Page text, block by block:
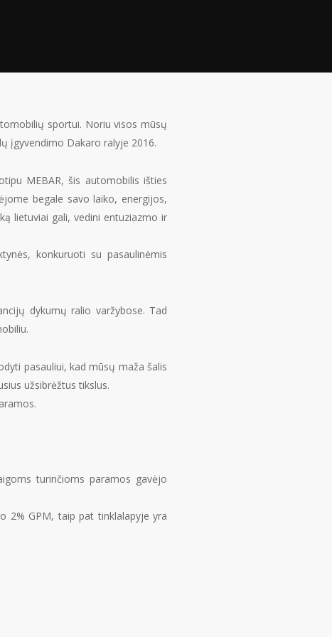
sportui. Noriu visos mūsų
įgyvendimo Dakaro ralyje 2016.
MEBAR, šis automobilis išties
begale savo laiko, energijos,
lietuviai gali, vedini entuziazmo ir
konkuruoti su pasaulinėmis
dykumų ralio varžybose. Tad
pasauliui, kad mūsų maža šalis
užsibrėžtus tikslus.
turinčioms paramos gavėjo
2% GPM, taip pat tinklalapyje yra